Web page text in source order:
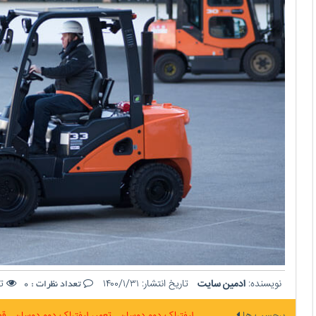
نویسنده: ادمین سایت تاریخ انتشار: ۱۴۰۰/۱/۳۱ تعداد نظرات : 0